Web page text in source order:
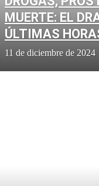
MUERTE: EL
ÚLTIMAS
11 de diciembre de 2024